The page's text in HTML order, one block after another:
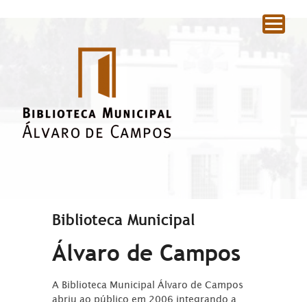
Biblioteca Municipal
Álvaro de Campos
A Biblioteca Municipal Álvaro de Campos
abriu ao público em 2006 integrando a